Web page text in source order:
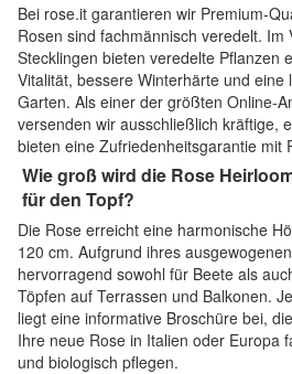
Bei rose.it garantieren wir Premium-
Rosen sind fachmännisch veredelt. Im
Stecklingen bieten veredelte Pflanzen
Vitalität, bessere Winterhärte und
Garten. Als einer der größten Online-
versenden wir ausschließlich kräftige,
bieten eine Zufriedenheitsgarantie mit
Wie groß wird die Rose
für den Topf?
Die Rose erreicht eine harmonische
120 cm. Aufgrund ihres
hervorragend sowohl für Beete als
Töpfen auf Terrassen und Balkonen.
liegt eine informative Broschüre bei,
Ihre neue Rose in Italien oder Europa
und biologisch pflegen.